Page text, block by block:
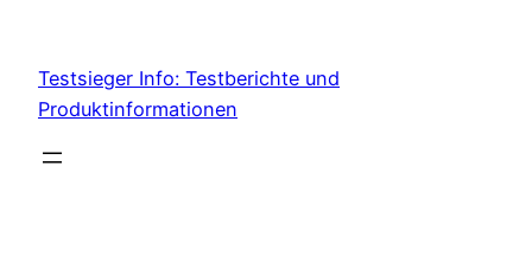
content
Testsieger Info: Testberichte und
Produktinformationen